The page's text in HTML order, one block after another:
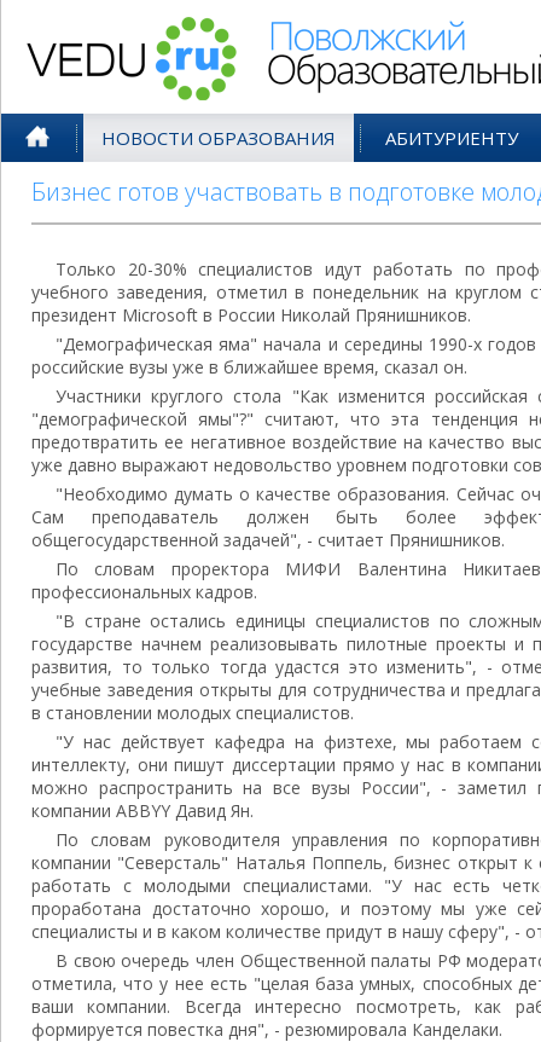
НОВОСТИ ОБРАЗОВАНИЯ АБИТУРИЕНТУ
Бизнес готов участвовать в подготовке
Только 20-30% специалистов идут работать по
учебного заведения, отметил в понедельник на
президент Microsoft в России Николай Прянишников.
"Демографическая яма" начала и середины 1990-х
российские вузы уже в ближайшее время, сказал он.
Участники круглого стола "Как изменится
"демографической ямы"?" считают, что эта
предотвратить ее негативное воздействие на качество
уже давно выражают недовольство уровнем подготовки
"Необходимо думать о качестве образования. Сейчас
Сам преподаватель должен быть более
общегосударственной задачей", - считает Прянишников.
По словам проректора МИФИ Валентина
профессиональных кадров.
"В стране остались единицы специалистов по
государстве начнем реализовывать пилотные проекты и
развития, то только тогда удастся это изменить", -
учебные заведения открыты для сотрудничества и
в становлении молодых специалистов.
"У нас действует кафедра на физтехе, мы работаем
интеллекту, они пишут диссертации прямо у нас в
можно распространить на все вузы России", - заметил
компании ABBYY Давид Ян.
По словам руководителя управления по
компании "Северсталь" Наталья Поппель, бизнес открыт к
работать с молодыми специалистами. "У нас есть
проработана достаточно хорошо, и поэтому мы уже
специалисты и в каком количестве придут в нашу сферу", -
В свою очередь член Общественной палаты РФ
отметила, что у нее есть "целая база умных, способных
ваши компании. Всегда интересно посмотреть, как
формируется повестка дня", - резюмировала Канделаки.